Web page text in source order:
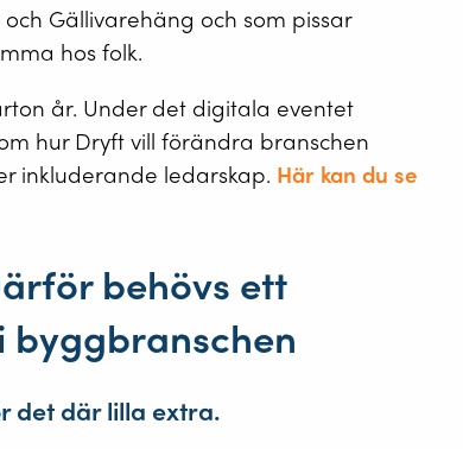
Gällivarehäng och som pissar
hos folk.
år. Under det digitala eventet
hur Dryft vill förändra branschen
inkluderande ledarskap. Här kan du se
behövs ett
byggbranschen
det där lilla extra.